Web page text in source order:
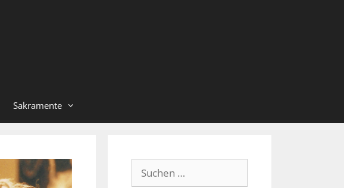
Sakramente
Suche
nach: